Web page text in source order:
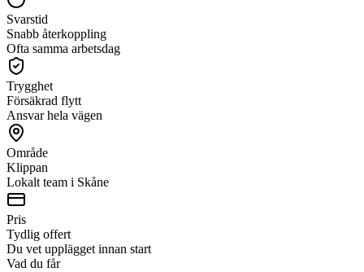
Svarstid
Snabb återkoppling
Ofta samma arbetsdag
Trygghet
Försäkrad flytt
Ansvar hela vägen
Område
Klippan
Lokalt team i Skåne
Pris
Tydlig offert
Du vet upplägget innan start
Vad du får